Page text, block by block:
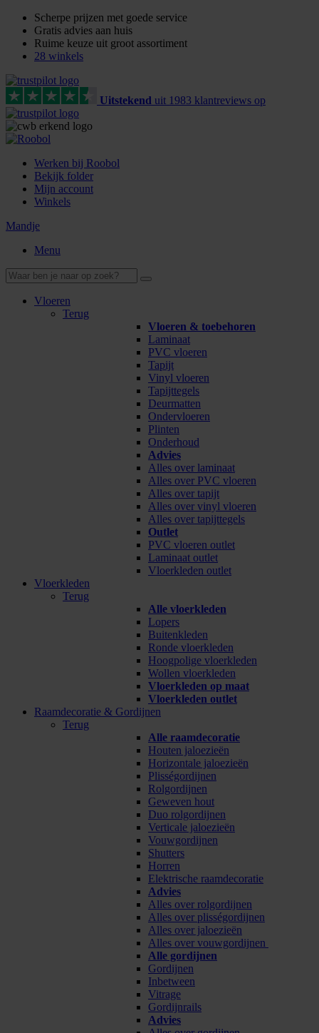
Scherpe prijzen met goede service
Gratis advies aan huis
Ruime keuze uit groot assortiment
28 winkels
Uitstekend uit 1983 klantreviews op
Werken bij Roobol
Bekijk folder
Mijn account
Winkels
Mandje
Menu
Vloeren
Terug
Vloeren & toebehoren
Laminaat
PVC vloeren
Tapijt
Vinyl vloeren
Tapijttegels
Deurmatten
Ondervloeren
Plinten
Onderhoud
Advies
Alles over laminaat
Alles over PVC vloeren
Alles over tapijt
Alles over vinyl vloeren
Alles over tapijttegels
Outlet
PVC vloeren outlet
Laminaat outlet
Vloerkleden outlet
Vloerkleden
Terug
Alle vloerkleden
Lopers
Buitenkleden
Ronde vloerkleden
Hoogpolige vloerkleden
Wollen vloerkleden
Vloerkleden op maat
Vloerkleden outlet
Raamdecoratie & Gordijnen
Terug
Alle raamdecoratie
Houten jaloezieën
Horizontale jaloezieën
Plisségordijnen
Rolgordijnen
Geweven hout
Duo rolgordijnen
Verticale jaloezieën
Vouwgordijnen
Shutters
Horren
Elektrische raamdecoratie
Advies
Alles over rolgordijnen
Alles over plisségordijnen
Alles over jaloezieën
Alles over vouwgordijnen
Alle gordijnen
Gordijnen
Inbetween
Vitrage
Gordijnrails
Advies